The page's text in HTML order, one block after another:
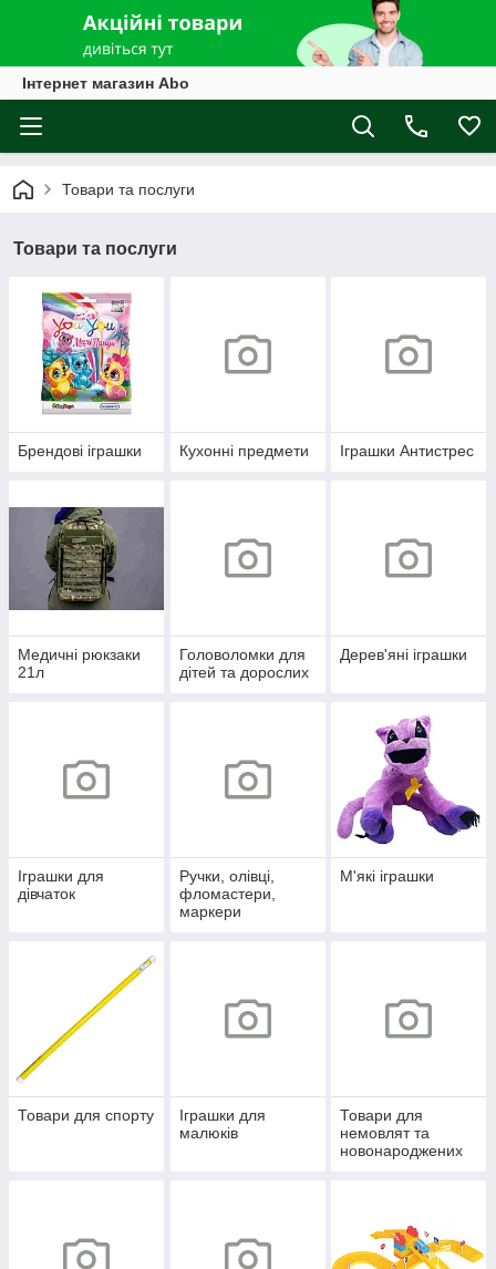
Інтернет магазин Abo
Товари та послуги
Товари та послуги
Брендові іграшки Кухонні предмети Іграшки Антистрес
Медичні рюкзаки
21л
Головоломки для
дітей та дорослих
Дерев'яні іграшки
Іграшки для
дівчаток
Ручки, олівці,
фломастери,
маркери
М'які іграшки
Товари для спорту
Іграшки для
малюків
Товари для
немовлят та
новонароджених